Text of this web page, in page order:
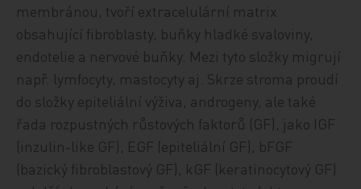
membránou, tvoří extracelulární matrix
obsahující fibroblasty, buňky hladké svaloviny,
endotelie a nervové buňky. Mezi tyto složky migrují
např. lymfocyty, mastocyty aj. Skrze stroma proudí
do složky epiteliální výživa, androgeny, ale také
řada rozpustných růstových faktorů (GF), jako IGF
(inzulin-like GF), EGF (epiteliální GF), bFGF
(bazický fibroblastový GF), kGF (keratinocytový GF)